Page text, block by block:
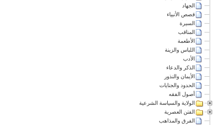
الجهاد
قصص الأنبياء
السيرة
المناقب
الأطعمة
اللباس والزينة
الأدب
الذكر والدعاء
الأيمان والنذور
الحدود والجنايات
أصول الفقه
الولاية والسياسة الشرعية
الفتن العصرية
الفرق والمذاهب